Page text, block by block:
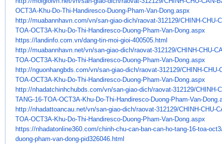
OCT3A-Khu-Do-Thi-Handiresco-Duong-Pham-Van-Dong.aspx
http://muabannhavn.com/vn/san-giao-dich/raovat-312129/CHINH-CHU-
TOA-OCT3A-Khu-Do-Thi-Handiresco-Duong-Pham-Van-Dong.aspx
https://landinfo.com.vn/dang-tin-moi-gioi-400505.html
http://muabannhavn.net/vn/san-giao-dich/raovat-312129/CHINH-CHU-
TOA-OCT3A-Khu-Do-Thi-Handiresco-Duong-Pham-Van-Dong.aspx
http://nguonhangbds.com/vn/san-giao-dich/raovat-312129/CHINH-CHU-
TOA-OCT3A-Khu-Do-Thi-Handiresco-Duong-Pham-Van-Dong.aspx
http://nhadatchinhchubds.com/vn/san-giao-dich/raovat-312129/CHINH-
TANG-16-TOA-OCT3A-Khu-Do-Thi-Handiresco-Duong-Pham-Van-
http://nhadattoancau.net/vn/san-giao-dich/raovat-312129/CHINH-CHU-
TOA-OCT3A-Khu-Do-Thi-Handiresco-Duong-Pham-Van-Dong.aspx
https://nhadatonline360.com/chinh-chu-can-ban-can-ho-tang-16-toa-
duong-pham-van-dong-pid326046.html